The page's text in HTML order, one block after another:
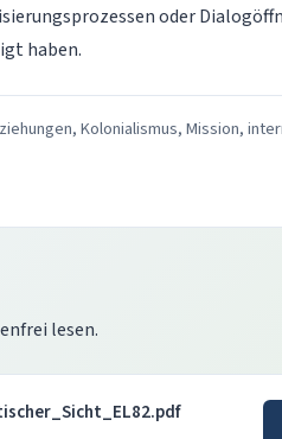
oder
haben.
Kolonialismus, Mission,
lesen.